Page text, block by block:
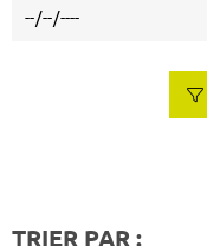
TRIER PAR :